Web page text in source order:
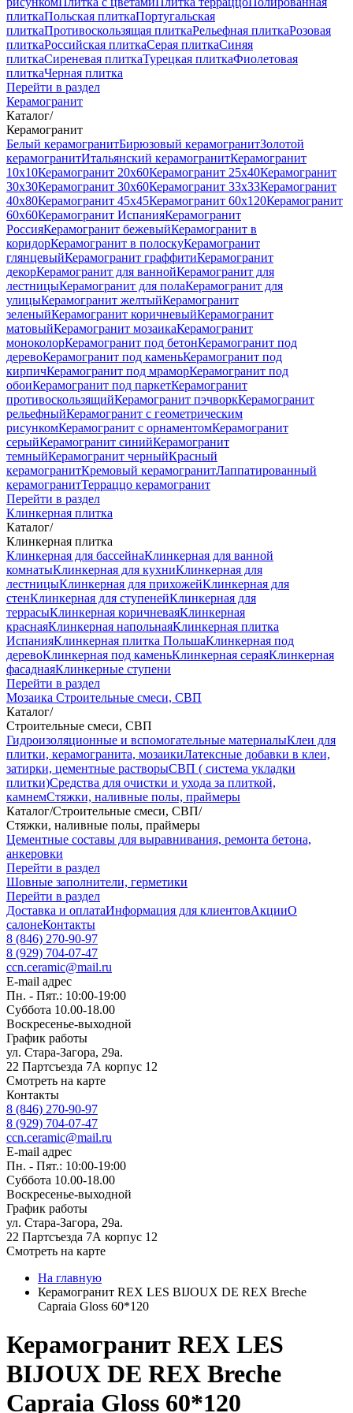
плиткаПольская плиткаПортугальская
плиткаПротивоскользящая плиткаРельефная плиткаРозовая
плиткаРоссийская плиткаСерая плиткаСиняя
плиткаСиреневая плиткаТурецкая плиткаФиолетовая
плиткаЧерная плитка
Перейти в раздел
Керамогранит
Каталог/
Керамогранит
Белый керамогранитБирюзовый керамогранитЗолотой
керамогранитИтальянский керамогранитКерамогранит
10x10Керамогранит 20x60Керамогранит 25x40Керамогранит
30x30Керамогранит 30x60Керамогранит 33x33Керамогранит
40x80Керамогранит 45x45Керамогранит 60x120Керамогранит
60x60Керамогранит ИспанияКерамогранит
РоссияКерамогранит бежевыйКерамогранит в
коридорКерамогранит в полоскуКерамогранит
глянцевыйКерамогранит граффитиКерамогранит
декорКерамогранит для ваннойКерамогранит для
лестницыКерамогранит для полаКерамогранит для
улицыКерамогранит желтыйКерамогранит
зеленыйКерамогранит коричневыйКерамогранит
матовыйКерамогранит мозаикаКерамогранит
моноколорКерамогранит под бетонКерамогранит под
деревоКерамогранит под каменьКерамогранит под
кирпичКерамогранит под мраморКерамогранит под
обоиКерамогранит под паркетКерамогранит
противоскользящийКерамогранит пэчворкКерамогранит
рельефныйКерамогранит с геометрическим
рисункомКерамогранит с орнаментомКерамогранит
серыйКерамогранит синийКерамогранит
темныйКерамогранит черныйКрасный
керамогранитКремовый керамогранитЛаппатированный
керамогранитТерраццо керамогранит
Перейти в раздел
Клинкерная плитка
Каталог/
Клинкерная плитка
Клинкерная для бассейнаКлинкерная для ванной
комнатыКлинкерная для кухниКлинкерная для
лестницыКлинкерная для прихожейКлинкерная для
стенКлинкерная для ступенейКлинкерная для
террасыКлинкерная коричневаяКлинкерная
краснаяКлинкерная напольнаяКлинкерная плитка
ИспанияКлинкерная плитка ПольшаКлинкерная под
деревоКлинкерная под каменьКлинкерная сераяКлинкерная
фасаднаяКлинкерные ступени
Перейти в раздел
Мозаика Строительные смеси, СВП
Каталог/
Строительные смеси, СВП
Гидроизоляционные и вспомогательные материалыКлеи для
плитки, керамогранита, мозаикиЛатексные добавки в клеи,
затирки, цементные растворыСВП ( система укладки
плитки)Средства для очистки и ухода за плиткой,
камнемСтяжки, наливные полы, праймеры
Каталог/Строительные смеси, СВП/
Стяжки, наливные полы, праймеры
Цементные составы для выравнивания, ремонта бетона,
анкеровки
Перейти в раздел
Шовные заполнители, герметики
Перейти в раздел
Доставка и оплатаИнформация для клиентовАкцииО
салонеКонтакты
8 (846) 270-90-97
8 (929) 704-07-47
ccn.ceramic@mail.ru
E-mail адрес
Пн. - Пят.: 10:00-19:00
Суббота 10.00-18.00
Воскресенье-выходной
График работы
ул. Стара-Загора, 29а.
22 Партсъезда 7А корпус 12
Смотреть на карте
Контакты
8 (846) 270-90-97
8 (929) 704-07-47
ccn.ceramic@mail.ru
E-mail адрес
Пн. - Пят.: 10:00-19:00
Суббота 10.00-18.00
Воскресенье-выходной
График работы
ул. Стара-Загора, 29а.
22 Партсъезда 7А корпус 12
Смотреть на карте
На главную
Керамогранит REX LES BIJOUX DE REX Breche
Capraia Gloss 60*120
Керамогранит REX LES
BIJOUX DE REX Breche
Capraia Gloss 60*120